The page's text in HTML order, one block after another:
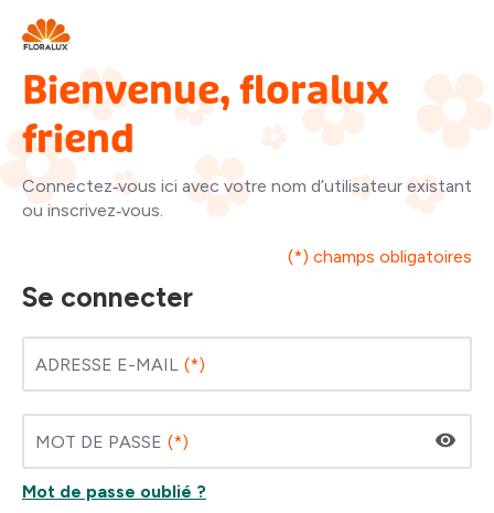
Bienvenue, floralux
friend
Connectez‑vous ici avec votre nom d’utilisateur existant
ou inscrivez‑vous.
(*) champs obligatoires
Se connecter
ADRESSE E-MAIL
MOT DE PASSE
Mot de passe oublié ?